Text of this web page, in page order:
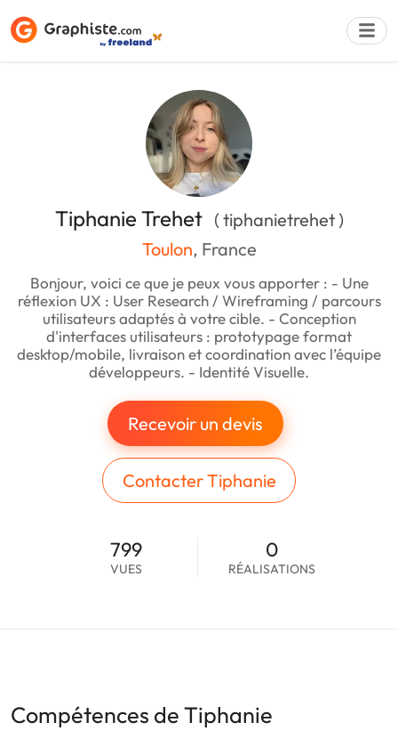
Tiphanie Trehet ( tiphanietrehet )
Toulon, France
Bonjour, voici ce que je peux vous apporter : - Une
réflexion UX : User Research / Wireframing / parcours
utilisateurs adaptés à votre cible. - Conception
d'interfaces utilisateurs : prototypage format
desktop/mobile, livraison et coordination avec l’équipe
développeurs. - Identité Visuelle.
Recevoir un devis
Contacter Tiphanie
799
VUES
0
RÉALISATIONS
Compétences de Tiphanie